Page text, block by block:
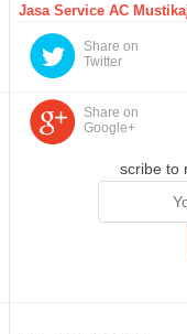
Jasa Service AC
Share on
Twitter
Share on
Google+
scribe to